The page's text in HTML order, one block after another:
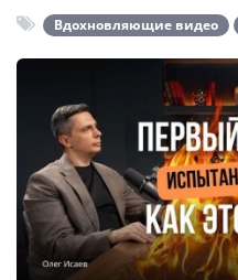
Вдохновляющие видео